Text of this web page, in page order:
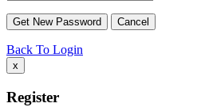
Back To Login
x
Register